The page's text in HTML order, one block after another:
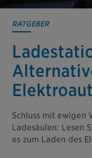
RATGEBER
Schluss mit ewigen
Ladesäulen: Lesen
es zum Laden des